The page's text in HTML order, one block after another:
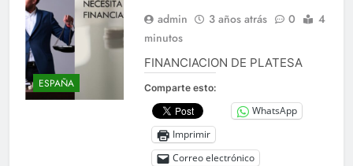
ESPAÑA
admin 3 años atrás 0
4
minutos
FINANCIACION DE PLATESA
Comparte esto:
WhatsApp
Imprimir
Correo electrónico